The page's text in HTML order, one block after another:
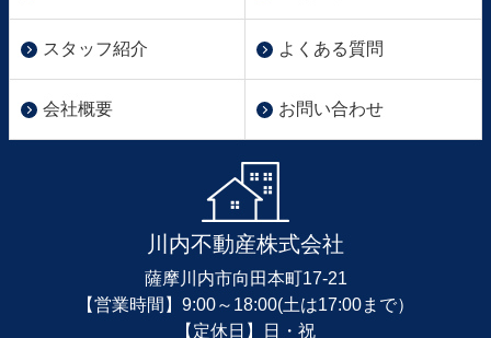
スタッフ紹介 よくある質問
会社概要 お問い合わせ
川内不動産株式会社
薩摩川内市向田本町17-21
【営業時間】9:00～18:00(土は17:00まで）
【定休日】日・祝